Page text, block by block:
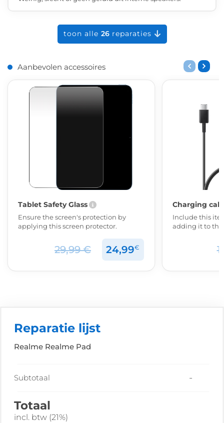
toon alle 26reparaties
Aanbevolen accessoires
Tablet Safety Glass
Ensure the screen's protection by
applying this screen protector.
29,99 € 24,99€
Charging
Include this
adding it to
Reparatie lijst
Realme Realme Pad
Subtotaal -
Totaal
incl. btw (21%)